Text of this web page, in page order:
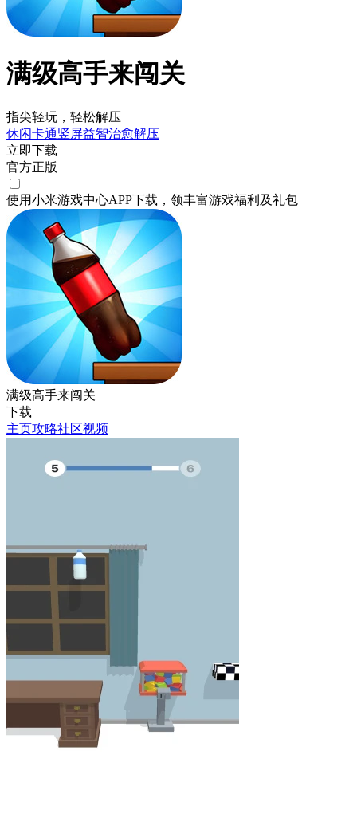
满级高手来闯关
指尖轻玩，轻松解压
休闲卡通竖屏益智治愈解压
立即下载
官方正版
使用小米游戏中心APP下载 ，领丰富游戏福利 及礼包
满级高手来闯关
下载
主页攻略社区视频